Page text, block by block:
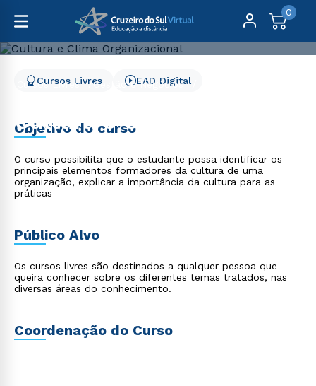
0
Cursos Livres
Gestão e Negócios
Cultura e Clima
Organizacional - 2 meses
Cursos Livres EAD Digital
Objetivo do curso
O curso possibilita que o estudante possa identificar os
principais elementos formadores da cultura de uma
organização, explicar a importância da cultura para as
práticas
Público Alvo
Os cursos livres são destinados a qualquer pessoa que
queira conhecer sobre os diferentes temas tratados, nas
diversas áreas do conhecimento.
Coordenação do Curso